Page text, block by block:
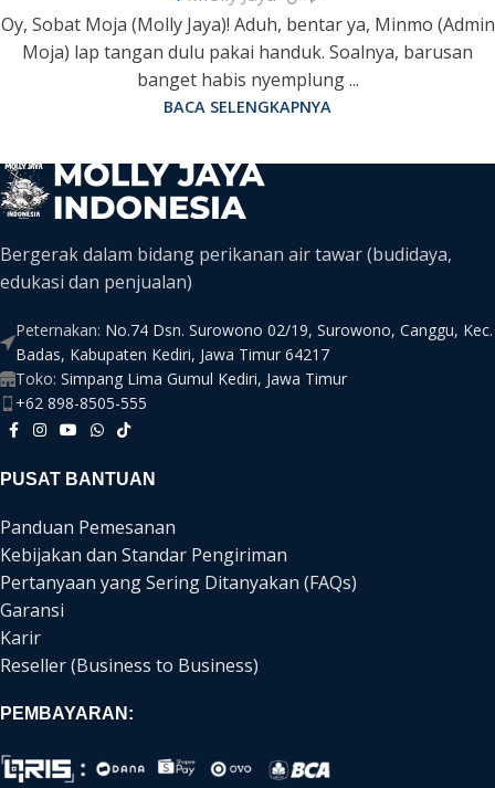
Oy, Sobat Moja (Molly Jaya)! Aduh, bentar ya, Minmo (Admin
Moja) lap tangan dulu pakai handuk. Soalnya, barusan
banget habis nyemplung ...
BACA SELENGKAPNYA
Bergerak dalam bidang perikanan air tawar (budidaya,
edukasi dan penjualan)
Peternakan: No.74 Dsn. Surowono 02/19, Surowono, Canggu, Kec.
Badas, Kabupaten Kediri, Jawa Timur 64217
Toko: Simpang Lima Gumul Kediri, Jawa Timur
+62 898-8505-555
PUSAT BANTUAN
Panduan Pemesanan
Kebijakan dan Standar Pengiriman
Pertanyaan yang Sering Ditanyakan (FAQs)
Garansi
Karir
Reseller (Business to Business)
PEMBAYARAN: